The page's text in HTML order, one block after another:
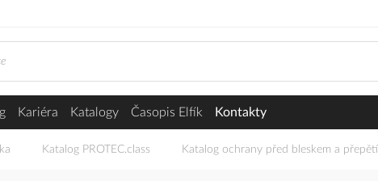
Kariéra Katalogy Časopis Elfík Kontakty
Katalog PROTEC.class Katalog ochrany před bleskem a